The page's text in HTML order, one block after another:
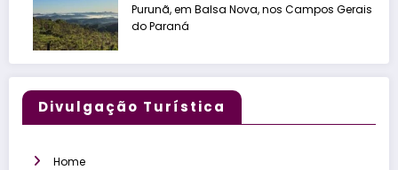
Purunã, em Balsa Nova, nos Campos Gerais
do Paraná
Divulgação Turística
Home